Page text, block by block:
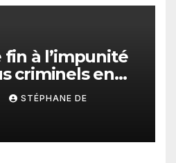
à l’impunité
criminels en
met
sa technologie
disposition de
STÉPHANE DE